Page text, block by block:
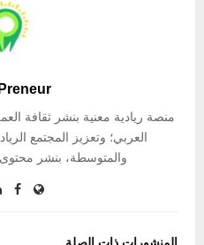
منصة ريادية معنية بنشر ثقافة
العربي؛ وتعزيز المجتمع
والمتوسطة، بنشر